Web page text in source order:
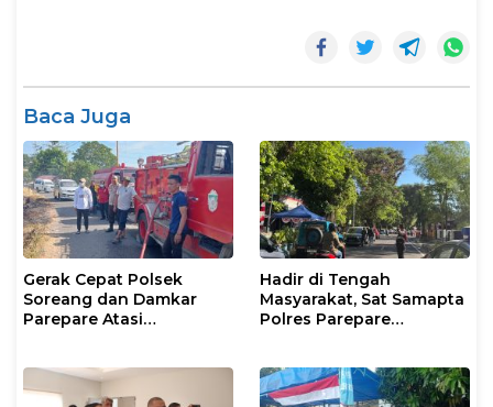
Baca Juga
Gerak Cepat Polsek
Soreang dan Damkar
Parepare Atasi
Hadir di Tengah
Masyarakat, Sat Samapta
Polres Parepare